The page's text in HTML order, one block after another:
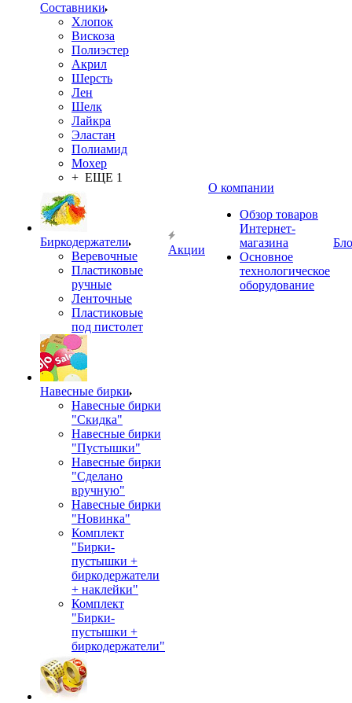
Составники
Хлопок
Вискоза
Полиэстер
Акрил
Шерсть
Лен
Шелк
Лайкра
Эластан
Полиамид
Мохер
+ ЕЩЕ 1
Биркодержатели
Веревочные
Пластиковые
ручные
Ленточные
Пластиковые
под пистолет
Навесные бирки
Навесные бирки
"Скидка"
Навесные бирки
"Пустышки"
Навесные бирки
"Сделано
вручную"
Навесные бирки
"Новинка"
Комплект
"Бирки-
пустышки +
биркодержатели
+ наклейки"
Комплект
"Бирки-
пустышки +
биркодержатели"
Акции
О компании
Обзор товаров
Интернет-
магазина
Основное
технологическое
оборудование